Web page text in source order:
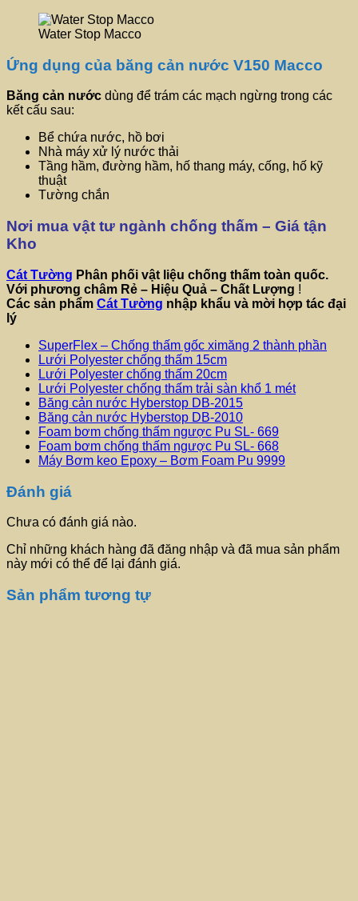
Water Stop Macco
Ứng dụng của băng cản nước V150 Macco
Băng cản nước dùng để trám các mạch ngừng trong các
kết cấu sau:
Bể chứa nước, hồ bơi
Nhà máy xử lý nước thải
Tầng hầm, đường hầm, hố thang máy, cống, hố kỹ
thuật
Tường chắn
Nơi mua vật tư ngành chống thấm – Giá tận
Kho
Cát Tường Phân phối vật liệu chống thấm toàn quốc.
Với phương châm Rẻ – Hiệu Quả – Chất Lượng !
Các sản phẩm Cát Tường nhập khẩu và mời hợp tác đại
lý
SuperFlex – Chống thấm gốc ximăng 2 thành phần
Lưới Polyester chống thấm 15cm
Lưới Polyester chống thấm 20cm
Lưới Polyester chống thấm trải sàn khổ 1 mét
Băng cản nước Hyberstop DB-2015
Băng cản nước Hyberstop DB-2010
Foam bơm chống thấm ngược Pu SL- 669
Foam bơm chống thấm ngược Pu SL- 668
Máy Bơm keo Epoxy – Bơm Foam Pu 9999
Đánh giá
Chưa có đánh giá nào.
Chỉ những khách hàng đã đăng nhập và đã mua sản phẩm
này mới có thể để lại đánh giá.
Sản phẩm tương tự